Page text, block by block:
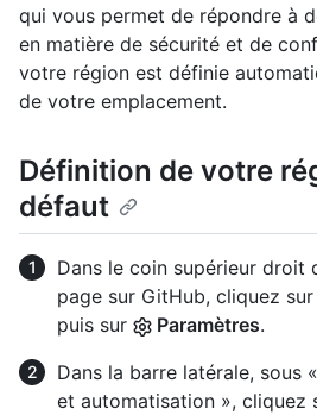
qui vous permet de répondre à
en matière de sécurité et de
votre région est définie
de votre emplacement.
Définition de votre
défaut
Dans le coin supérieur droit
page sur GitHub, cliquez
puis sur
Paramètres.
Dans la barre latérale, sous
et automatisation », cliquez